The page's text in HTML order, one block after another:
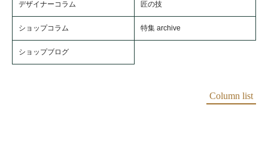
デザイナーコラム 匠の技
ショップコラム 特集 archive
ショップブログ
Column list